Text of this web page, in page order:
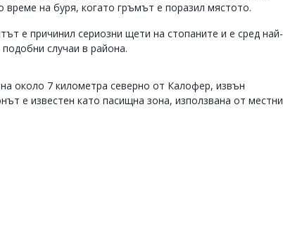
време на буря, когато гръмът е поразил мястото.
е причинил сериозни щети на стопаните и е сред най-
случаи в района.
около 7 километра северно от Калофер, извън
е известен като пасищна зона, използвана от местни